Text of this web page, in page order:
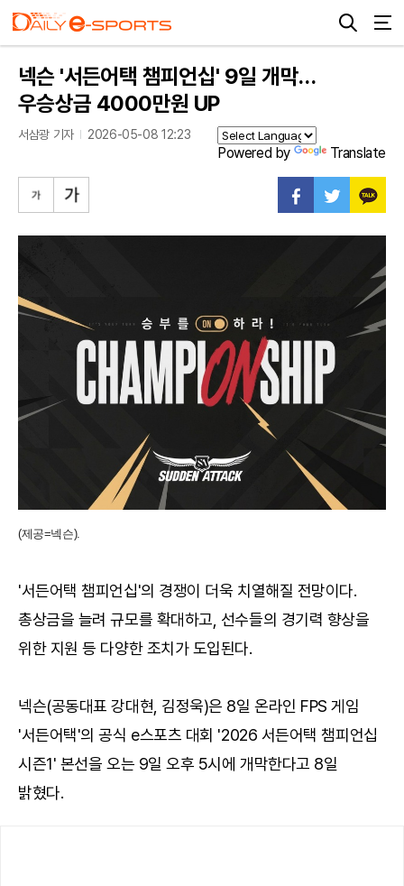
넥슨 '서든어택 챔피언십' 9일 개막…
우승상금 4000만원 UP
서삼광 기자 2026-05-08 12:23
Powered by Translate
(제공=넥슨).
'서든어택 챔피언십'의 경쟁이 더욱 치열해질 전망이다.
총상금을 늘려 규모를 확대하고, 선수들의 경기력 향상을
위한 지원 등 다양한 조치가 도입된다.
넥슨(공동대표 강대현, 김정욱)은 8일 온라인 FPS 게임
'서든어택'의 공식 e스포츠 대회 '2026 서든어택 챔피언십
시즌1' 본선을 오는 9일 오후 5시에 개막한다고 8일
밝혔다.